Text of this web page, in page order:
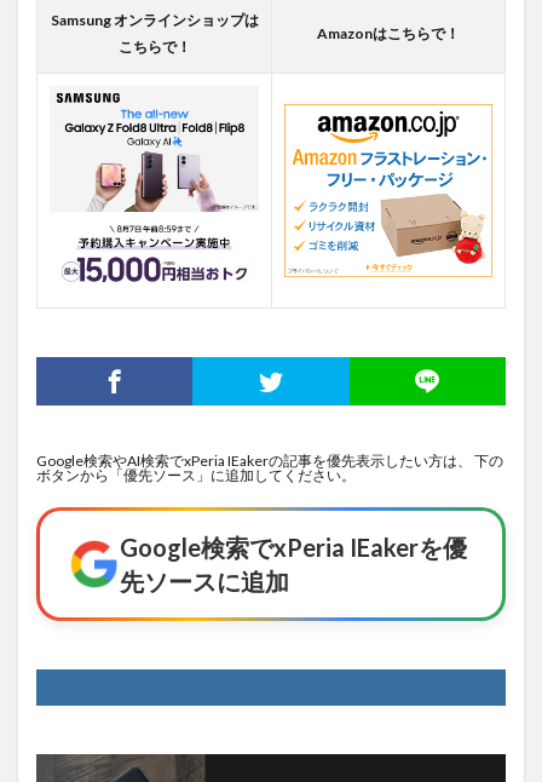
Samsung オンラインショップは
こちらで！
Amazonはこちらで！
Google検索やAI検索でxPeria IEakerの記事を優先表示したい方は、 下の
ボタンから「優先ソース」に追加してください。
Google検索でxPeria IEakerを優
先ソースに追加